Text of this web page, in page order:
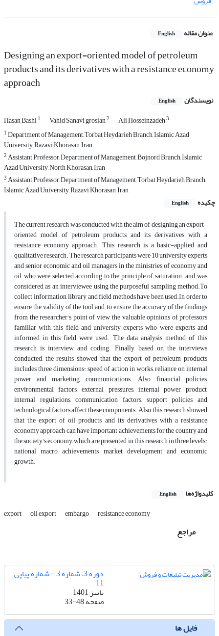
عنوان مقاله English
Designing an export-oriented model of petroleum
products and its derivatives with a resistance economy
approach
نویسندگان English
Hasan Bashi1 Vahid Sanavi grosian2 Ali Hosseinzadeh3
1Department of Management, Torbat Heydarieh Branch, Islamic Azad
University, Razavi Khorasan, Iran
2Assistant Professor, Department of Management, Bojnord Branch, Islamic
Azad University, North Khorasan, Iran
3Assistant Professor, Department of Management, Torbat Heydarieh Branch,
Islamic Azad University, Razavi Khorasan, Iran
چکیده
English
The current research was conducted with the aim of designing an export-
oriented model of petroleum products and its derivatives with a
resistance economy approach. This research is a basic-applied and
qualitative research. The research participants were 10 university experts
and senior economic and oil managers in the ministries of economy and
oil, who were selected according to the principle of saturation. and was
considered as an interviewee using the purposeful sampling method.To
collect information, library and field methods have been used.In order to
ensure the validity of the tool and to ensure the accuracy of the findings
from the researcher's point of view, the valuable opinions of professors
familiar with this field and university experts who were experts and
informed in this field were used. The data analysis method of this
research is interview and coding. Finally, based on the interviews
conducted, the results showed that the export of petroleum products
includes three dimensions: speed of action in works, reliance on internal
power and marketing communications. Also, financial policies,
environmental factors, external pressures, internal power, product,
internal regulations, communication factors, support policies and
technological factors affect these components. Also, this research showed
that the export of oil products and its derivatives with a resistance
economy approach can have important achievements for the country and
the society's economy, which are presented in this research in three levels:
national macro achievements, market development and economic
growth.
کلیدواژه‌ها English
export oil export embargo resistance economy
مراجع
دوره 3، شماره 3 - شماره پیاپی
11
پاییز 1401
صفحه33-48
فایل ها